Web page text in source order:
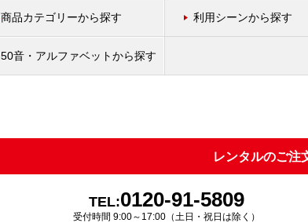
商品カテゴリーから探す 利用シーンから探す
50音・アルファベットから探す
レンタルのご注
TEL:0120-91-5809
受付時間 9:00～17:00（土日・祝日は除く）